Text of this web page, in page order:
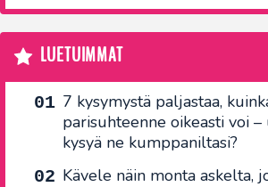
LUETUIMMAT
7 kysymystä paljastaa,
parisuhteenne oikeasti voi
kysyä ne kumppaniltasi?
Kävele näin monta askelta,